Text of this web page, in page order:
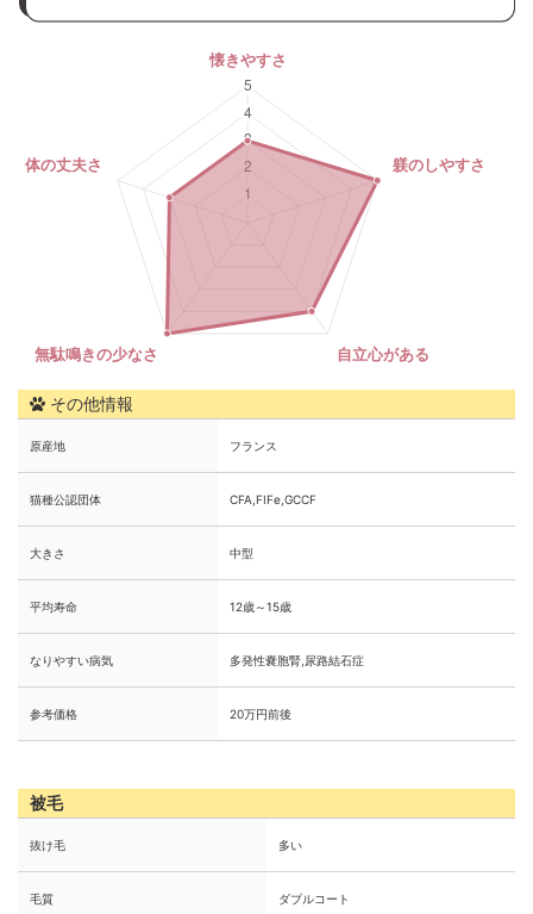
その他情報
原産地 フランス
猫種公認団体 CFA,FIFe,GCCF
大きさ 中型
平均寿命 12歳～15歳
なりやすい病気 多発性嚢胞腎,尿路結石症
参考価格 20万円前後
被毛
抜け毛 多い
毛質 ダブルコート